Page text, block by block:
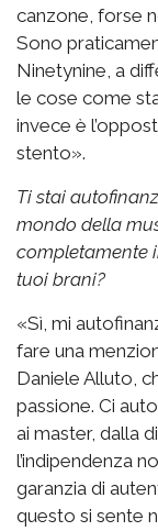
canzone, forse
Sono
Ninetynine, a
le cose come
invece è
stento».
Ti stai
mondo della
completamente
tuoi brani?
«Sì, mi
fare una
Daniele Alluto,
passione. Ci
ai master, dalla
l’indipendenza
garanzia di
questo si sente